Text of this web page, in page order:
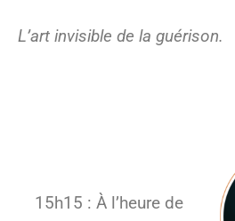
L’art invisible de la guérison.
15h15 : À l’heure de